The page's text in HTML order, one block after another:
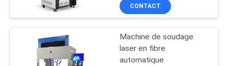
CONTACT
Machine de soudage
laser en fibre
automatique